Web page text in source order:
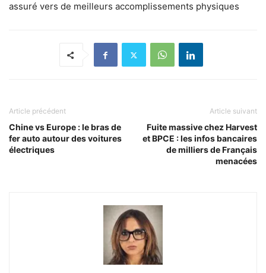
assuré vers de meilleurs accomplissements physiques
Article précédent
Chine vs Europe : le bras de
fer auto autour des voitures
électriques
Article suivant
Fuite massive chez Harvest
et BPCE : les infos bancaires
de milliers de Français
menacées